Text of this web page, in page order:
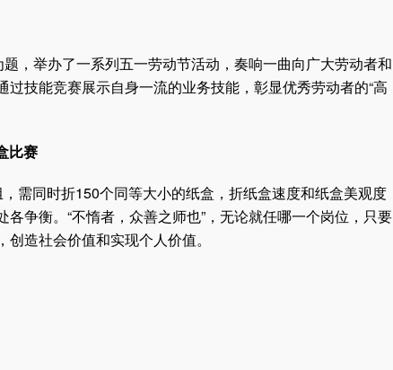
，举办了一系列五一劳动节活动，奏响一曲向广大劳动者和
技能竞赛展示自身一流的业务技能，彰显优秀劳动者的“高
比赛
需同时折150个同等大小的纸盒，折纸盒速度和纸盒美观度
争衡。“不惰者，众善之师也”，无论就任哪一个岗位，只要
造社会价值和实现个人价值。